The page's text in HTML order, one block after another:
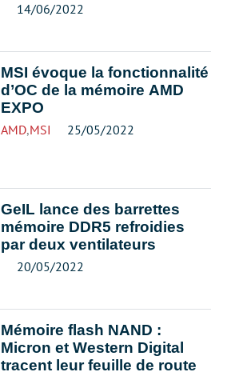
14/06/2022
MSI évoque la fonctionnalité
d’OC de la mémoire AMD
EXPO
AMD,MSI 25/05/2022
GeIL lance des barrettes
mémoire DDR5 refroidies
par deux ventilateurs
20/05/2022
Mémoire flash NAND :
Micron et Western Digital
tracent leur feuille de route